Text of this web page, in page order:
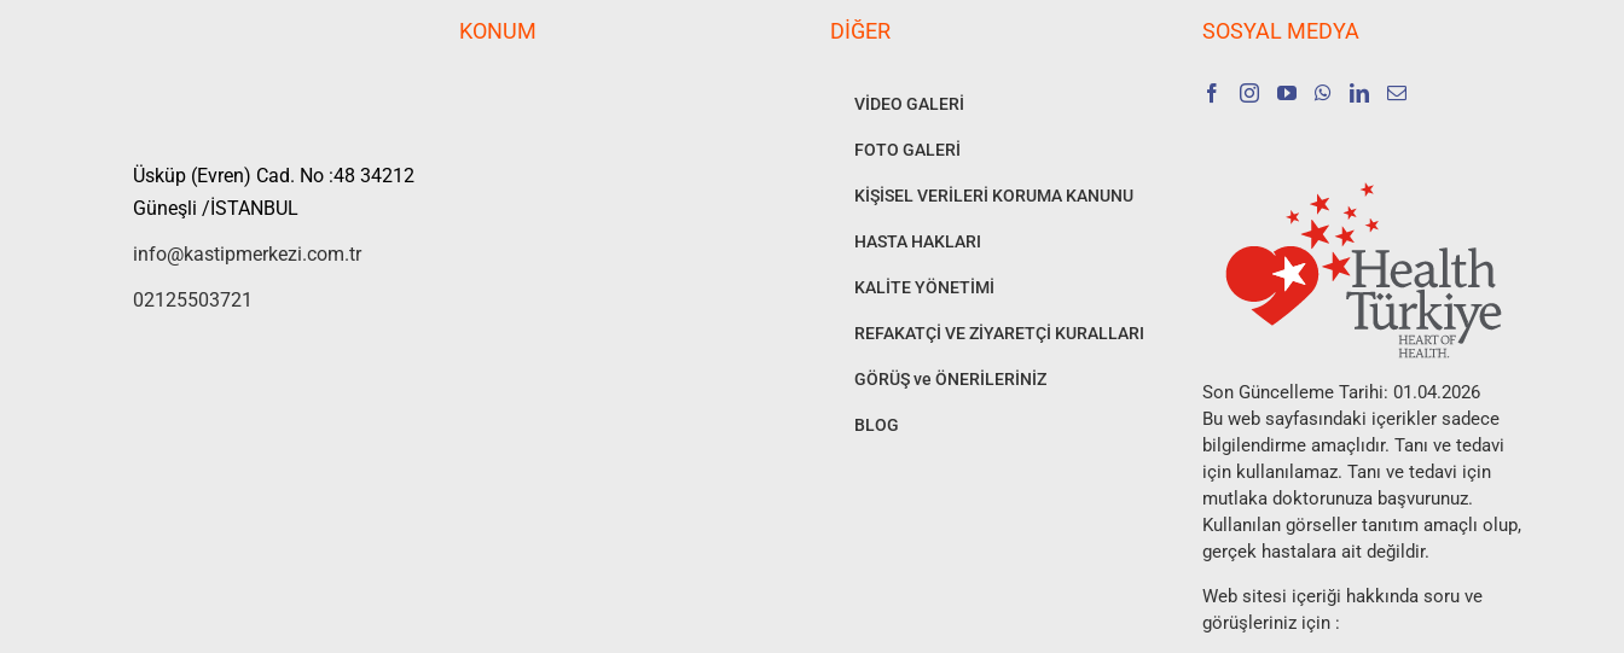
Üsküp (Evren) Cad. No :48 34212
Güneşli /İSTANBUL
info@kastipmerkezi.com.tr
02125503721
KONUM DIĞER
VİDEO GALERİ
FOTO GALERİ
KİŞİSEL VERİLERİ KORUMA KANUNU
HASTA HAKLARI
KALİTE YÖNETİMİ
REFAKATÇİ VE ZİYARETÇİ KURALLARI
GÖRÜŞ ve ÖNERİLERİNİZ
BLOG
SOSYAL MEDYA
Son Güncelleme Tarihi: 01.04.2026
Bu web sayfasındaki içerikler sadece
bilgilendirme amaçlıdır. Tanı ve tedavi
için kullanılamaz. Tanı ve tedavi için
mutlaka doktorunuza başvurunuz.
Kullanılan görseller tanıtım amaçlı olup,
gerçek hastalara ait değildir.
Web sitesi içeriği hakkında soru ve
görüşleriniz için :